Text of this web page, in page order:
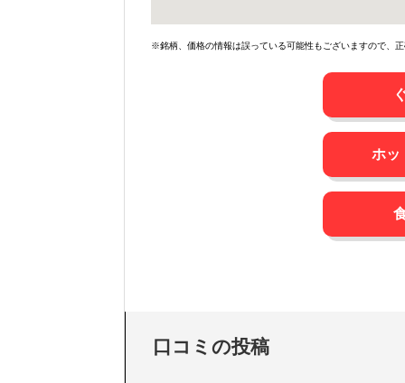
※銘柄、価格の情報は誤っている可能性もございますので、
ホッ
口コミの投稿